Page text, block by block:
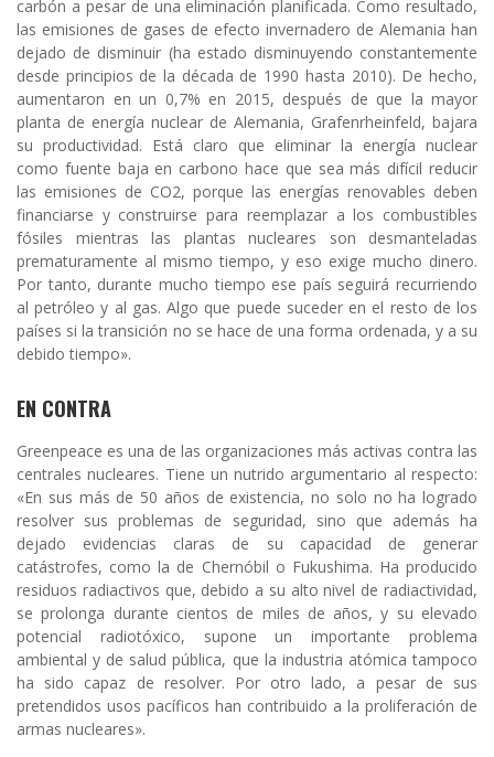
carbón a pesar de una eliminación planificada. Como resultado,
las emisiones de gases de efecto invernadero de Alemania han
dejado de disminuir (ha estado disminuyendo constantemente
desde principios de la década de 1990 hasta 2010). De hecho,
aumentaron en un 0,7% en 2015, después de que la mayor
planta de energía nuclear de Alemania, Grafenrheinfeld, bajara
su productividad. Está claro que eliminar la energía nuclear
como fuente baja en carbono hace que sea más difícil reducir
las emisiones de CO2, porque las energías renovables deben
financiarse y construirse para reemplazar a los combustibles
fósiles mientras las plantas nucleares son desmanteladas
prematuramente al mismo tiempo, y eso exige mucho dinero.
Por tanto, durante mucho tiempo ese país seguirá recurriendo
al petróleo y al gas. Algo que puede suceder en el resto de los
países si la transición no se hace de una forma ordenada, y a su
debido tiempo».
EN CONTRA
Greenpeace es una de las organizaciones más activas contra las
centrales nucleares. Tiene un nutrido argumentario al respecto:
«En sus más de 50 años de existencia, no solo no ha logrado
resolver sus problemas de seguridad, sino que además ha
dejado evidencias claras de su capacidad de generar
catástrofes, como la de Chernóbil o Fukushima. Ha producido
residuos radiactivos que, debido a su alto nivel de radiactividad,
se prolonga durante cientos de miles de años, y su elevado
potencial radiotóxico, supone un importante problema
ambiental y de salud pública, que la industria atómica tampoco
ha sido capaz de resolver. Por otro lado, a pesar de sus
pretendidos usos pacíficos han contribuido a la proliferación de
armas nucleares».